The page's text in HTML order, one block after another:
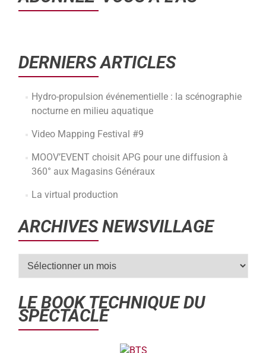
DERNIERS ARTICLES
Hydro-propulsion événementielle : la scénographie
nocturne en milieu aquatique
Video Mapping Festival #9
MOOV’EVENT choisit APG pour une diffusion à
360° aux Magasins Généraux
La virtual production
ARCHIVES NEWSVILLAGE
LE BOOK TECHNIQUE DU
SPECTACLE